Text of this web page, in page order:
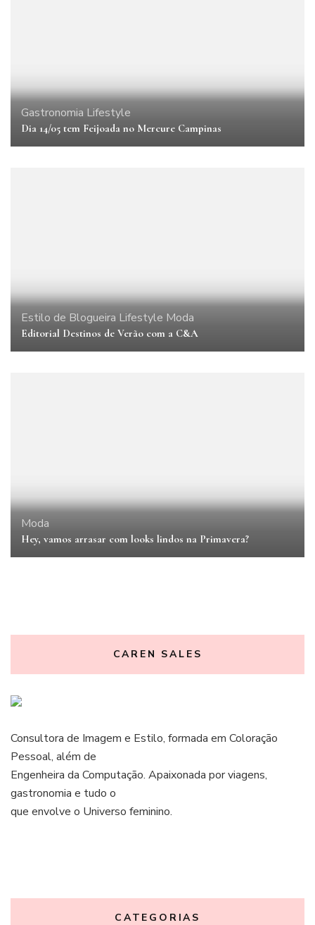
Gastronomia Lifestyle
Dia 14/05 tem Feijoada no Mercure Campinas
Estilo de Blogueira Lifestyle Moda
Editorial Destinos de Verão com a C&A
Moda
Hey, vamos arrasar com looks lindos na Primavera?
CAREN SALES
Consultora de Imagem e Estilo, formada em Coloração
Pessoal, além de
Engenheira da Computação. Apaixonada por viagens,
gastronomia e tudo o
que envolve o Universo feminino.
CATEGORIAS